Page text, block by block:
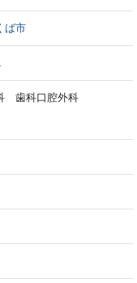
ば市
歯科口腔外科